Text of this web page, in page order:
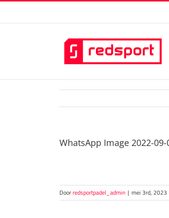
WhatsApp Image 2022-
Doorredsportpadel_admin | mei 3rd, 2023